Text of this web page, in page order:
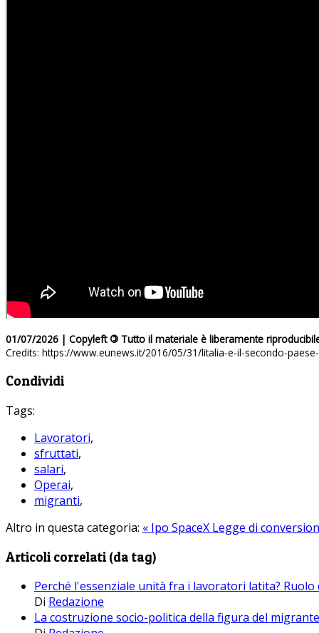
01/07/2026 | Copyleft © Tutto il materiale è liberamente
Credits: https://www.eunews.it/2016/05/31/litalia-e-il-secondo-
Condividi
Tags:
Lavoratori,
sfruttati,
salari,
Operai,
migranti,
Altro in questa categoria: « Ipo SpaceX Legge di
Articoli correlati (da tag)
Perché l'essenziale unità fra i lavoratori latita? Ruolo
Di Redazione
La costruzione socio-politica della figura del